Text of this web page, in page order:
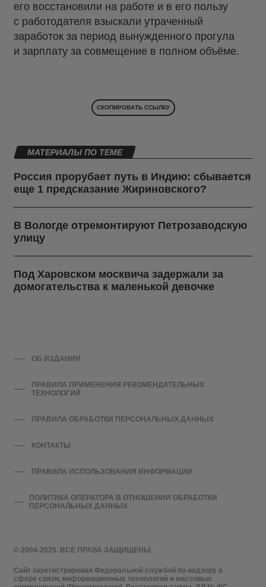
его восстановили на работе и в его пользу
с работодателя взыскали утраченный
заработок за период вынужденного прогула
и зарплату за совмещение в полном объёме.
СКОПИРОВАТЬ ССЫЛКУ
МАТЕРИАЛЫ ПО ТЕМЕ
Россия прорубает путь в Индию: сбывается
еще 1 предсказание Жириновского?
В Вологде отремонтируют Петрозаводскую
улицу
Под Харовском москвича задержали за
домогательства к маленькой девочке
© 2004-2025. ВСЕ ПРАВА ЗАЩИЩЕНЫ.
Сайт зарегистрирован Федеральной службой по надзору в
сфере связи, информационных технологий и массовых
ОБ ИЗДАНИИ
ПРАВИЛА ПРИМЕНЕНИЯ РЕКОМЕНДАТЕЛЬНЫХ
ТЕХНОЛОГИЙ
ПРАВИЛА ОБРАБОТКИ ПЕРСОНАЛЬНЫХ ДАННЫХ
КОНТАКТЫ
ПРАВИЛА ИСПОЛЬЗОВАНИЯ ИНФОРМАЦИИ
ПОЛИТИКА ОПЕРАТОРА В ОТНОШЕНИИ ОБРАБОТКИ
ПЕРСОНАЛЬНЫХ ДАННЫХ